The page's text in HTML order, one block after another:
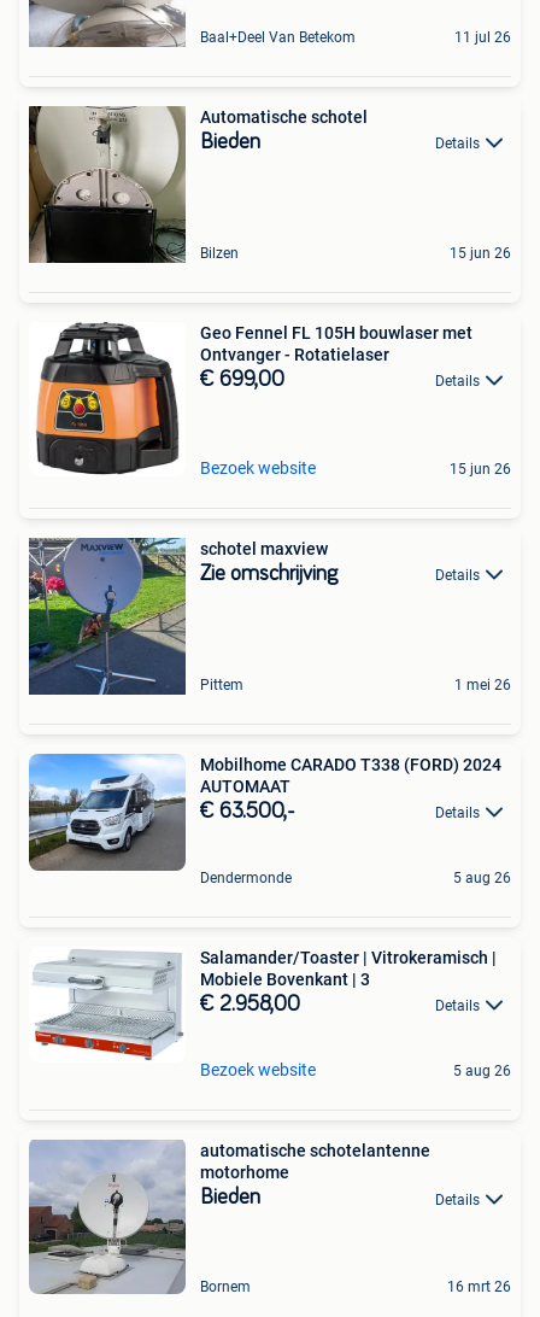
Baal+Deel Van Betekom 11 jul 26
Automatische schotel
Bieden Details
Bilzen 15 jun 26
Geo Fennel FL 105H bouwlaser met
Ontvanger - Rotatielaser
€ 699,00 Details
Bezoek website 15 jun 26
schotel maxview
Zie omschrijving Details
Pittem 1 mei 26
Mobilhome CARADO T338 (FORD) 2024
AUTOMAAT
€ 63.500,- Details
Dendermonde 5 aug 26
Salamander/Toaster | Vitrokeramisch |
Mobiele Bovenkant | 3
€ 2.958,00 Details
Bezoek website 5 aug 26
automatische schotelantenne
motorhome
Bieden Details
Bornem 16 mrt 26